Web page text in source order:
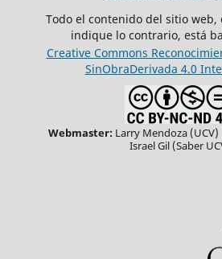
Todo el contenido del sitio web,
indique lo contrario, está
Creative Commons
SinObraDerivada 4.0
Webmaster: Larry Mendoza (UCV)
Israel Gil (Saber